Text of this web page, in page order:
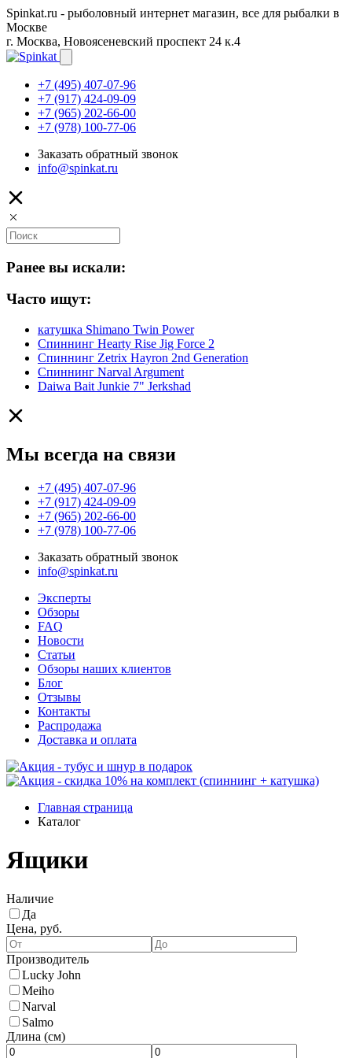
Spinkat.ru - рыболовный интернет магазин, все для рыбалки в
Москве
г. Москва, Новоясеневский проспект 24 к.4
+7 (495) 407-07-96
+7 (917) 424-09-09
+7 (965) 202-66-00
+7 (978) 100-77-06
Заказать обратный звонок
info@spinkat.ru
Ранее вы искали:
Часто ищут:
катушка Shimano Twin Power
Спиннинг Hearty Rise Jig Force 2
Спиннинг Zetrix Hayron 2nd Generation
Спиннинг Narval Argument
Daiwa Bait Junkie 7" Jerkshad
Мы всегда на связи
+7 (495) 407-07-96
+7 (917) 424-09-09
+7 (965) 202-66-00
+7 (978) 100-77-06
Заказать обратный звонок
info@spinkat.ru
Эксперты
Обзоры
FAQ
Новости
Статьи
Обзоры наших клиентов
Блог
Отзывы
Контакты
Распродажа
Доставка и оплата
Главная страница
Каталог
Ящики
Наличие
Да
Цена, руб.
Производитель
Lucky John
Meiho
Narval
Salmo
Длина (см)